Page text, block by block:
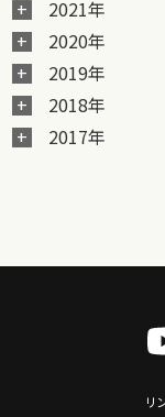
2021年
2020年
2019年
2018年
2017年
リ